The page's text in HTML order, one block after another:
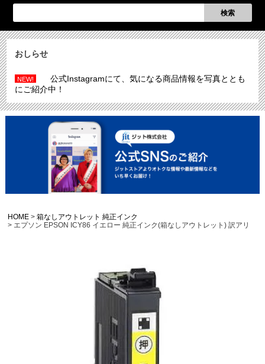
検索
おしらせ
NEW!
公式Instagramにて、気になる商品情報を写真ととも
にご紹介中！
HOME
箱なしアウトレット 純正インク
エプソン EPSON ICY86 イエロー 純正インク(箱なしアウトレット) 訳アリ